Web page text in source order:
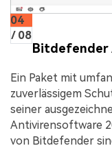
04
/ 08
Bitdefender
Ein Paket mit
zuverlässigem
seiner
Antivirensoftware
von Bitdefender